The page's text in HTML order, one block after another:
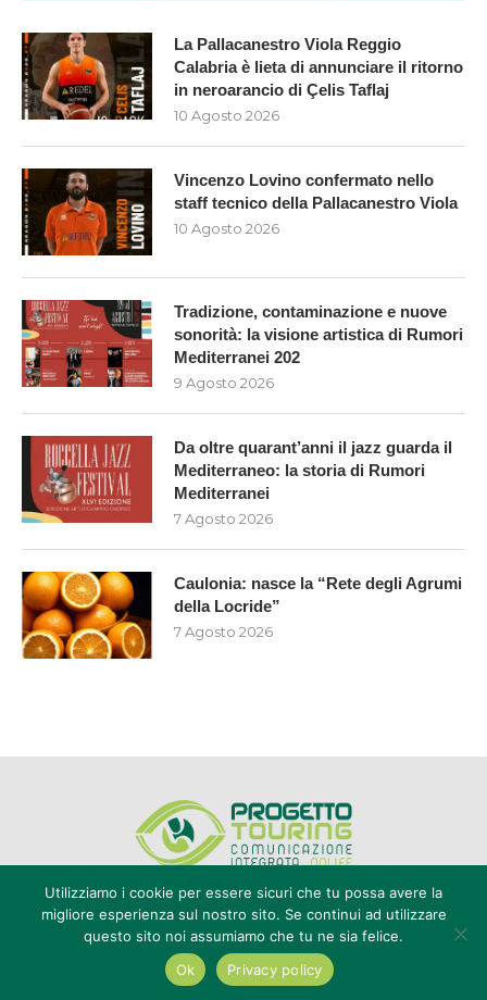
La Pallacanestro Viola Reggio
Calabria è lieta di annunciare il ritorno
in neroarancio di Çelis Taflaj
10 Agosto 2026
Vincenzo Lovino confermato nello
staff tecnico della Pallacanestro Viola
10 Agosto 2026
Tradizione, contaminazione e nuove
sonorità: la visione artistica di Rumori
Mediterranei 202
9 Agosto 2026
Da oltre quarant’anni il jazz guarda il
Mediterraneo: la storia di Rumori
Mediterranei
7 Agosto 2026
Caulonia: nasce la “Rete degli Agrumi
della Locride”
7 Agosto 2026
Editore Progetto Touring srl - iscrizione al ROC n°20616 - P.IVA e CF
02636800803 - Reg. Tribunale Reggio Calabria n° 04/1976 -
redazione@touring104.it
Utilizziamo i cookie per essere sicuri che tu possa avere la
migliore esperienza sul nostro sito. Se continui ad utilizzare
questo sito noi assumiamo che tu ne sia felice.
Ok
Privacy policy